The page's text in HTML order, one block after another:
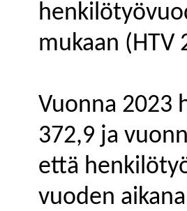
mukaan (HTV
Vuonna 2023
372,9 ja
että
vuoden